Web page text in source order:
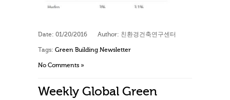
Date: 01/20/2016 Author: 친환경건축연구센터
Tags: Green Building Newsletter
No Comments »
Weekly Global Green